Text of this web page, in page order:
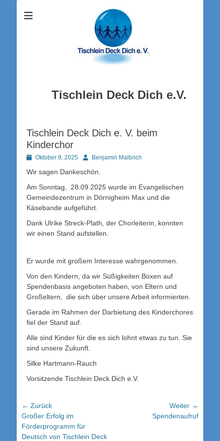
Tischlein Deck Dich e.V.
Tischlein Deck Dich e. V. beim
Kinderchor
PostedOktober 9, 2025 AutorBenjamin Malbrich
Wir sagen Dankeschön.
Am Sonntag, 28.09.2025 wurde im Evangelischen
Gemeindezentrum in Dörnigheim Max und die
Käsebande aufgeführt.
Dank Ulrike Streck-Plath, der Chorleiterin, konnten
wir einen Stand aufstellen.
Er wurde mit großem Interesse wahrgenommen.
Von den Kindern, da wir Süßigkeiten Boxen auf
Spendenbasis angeboten haben, von Eltern und
Großeltern, die sich über unsere Arbeit informierten.
Gerade im Rahmen der Darbietung des Kinderchores
fiel der Stand auf.
Alle sind Kinder für die es sich lohnt etwas zu tun. Sie
sind unsere Zukunft.
Silke Hartmann-Rauch
Vorsitzende Tischlein Deck Dich e.V.
Beitrags-
Navigation
← Zurück
Vorheriger
Beitrag:
Großer Erfolg im
Förderprogramm für
Deutsch von Tischlein Deck
Weiter →
Spendenaufruf